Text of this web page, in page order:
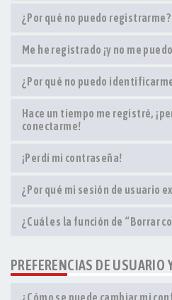
¿Por qué no puedo registrarme?
Me he registrado ¡y no me
¿Por qué no puedo
Hace un tiempo me registré,
conectarme!
¡Perdí mi contraseña!
¿Por qué mi sesión de usuario
¿Cuál es la función de “Borrar
PREFERENCIAS DE USUARIO
¿Cómo se puede cambiar mi